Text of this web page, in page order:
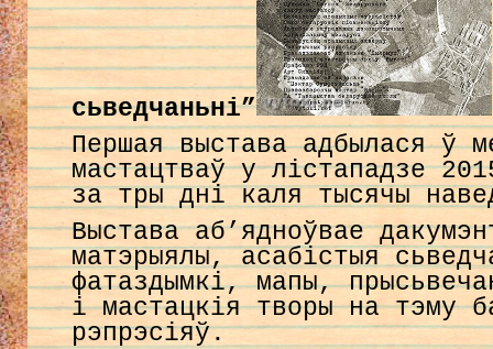
сьведчаньні”
Першая выстава адбылася ў
мастацтваў у лістападзе
за тры дні каля тысячы
Выстава аб’ядноўвае
матэрыялы, асабістыя
фатаздымкі, мапы,
і мастацкія творы на тэму
рэпрэсіяў.